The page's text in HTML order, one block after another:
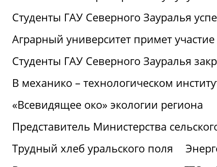
Студенты ГАУ Северного Зауралья
Аграрный университет примет
Студенты ГАУ Северного Зауралья
В механико – технологическом
«Всевидящее око» экологии региона
Представитель Министерства
Трудный хлеб уральского поля